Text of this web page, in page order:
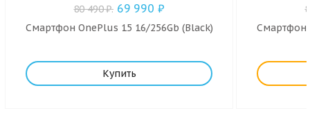
80 490₽. 69 990 ₽
Смартфон OnePlus 15 16/256Gb (Black)
Купить
Смартфон